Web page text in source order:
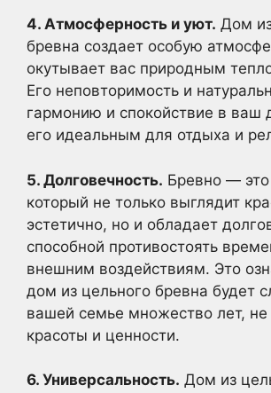
4. Атмосферность и уют. Дом
бревна создает особую
окутывает вас природным
Его неповторимость и
гармонию и спокойствие в ваш
его идеальным для отдыха и
5. Долговечность. Бревно —
который не только выглядит
эстетично, но и обладает
способной противостоять
внешним воздействиям. Это
дом из цельного бревна будет
вашей семье множество лет, не
красоты и ценности.
6. Универсальность. Дом из